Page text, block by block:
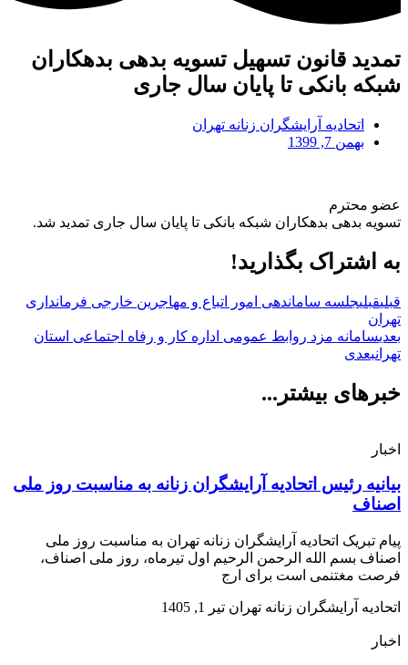
تمدید قانون تسهیل تسویه بدهی بدهکاران
شبکه بانکی تا پایان سال جاری
اتحادیه آرایشگران زنانه تهران
بهمن 7, 1399
عضو محترم
تسویه بدهی بدهکاران شبکه بانکی تا پایان سال جاری تمدید شد.
به اشتراک بگذارید!
قبلیقبلیجلسه ساماندهی امور اتباع و مهاجرین خارجی فرمانداری
تهران
بعدیسامانه مزد روابط عمومی اداره کار و رفاه اجتماعی استان
تهرانبعدی
خبرهای بیشتر...
اخبار
بیانیه رئیس اتحادیه آرایشگران زنانه به مناسبت روز ملی
اصناف
پیام تبریک اتحادیه آرایشگران زنانه تهران به مناسبت روز ملی
اصناف بسم الله الرحمن الرحیم اول تیرماه، روز ملی اصناف،
فرصت مغتنمی است برای ارج
اتحادیه آرایشگران زنانه تهران تیر 1, 1405
اخبار